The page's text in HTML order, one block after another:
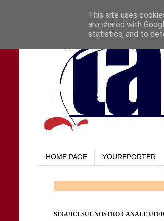
HOME PAGE YOUREPORTER
SEGUICI SUL NOSTRO CANALE
This site uses
are shared with
statistics, and to